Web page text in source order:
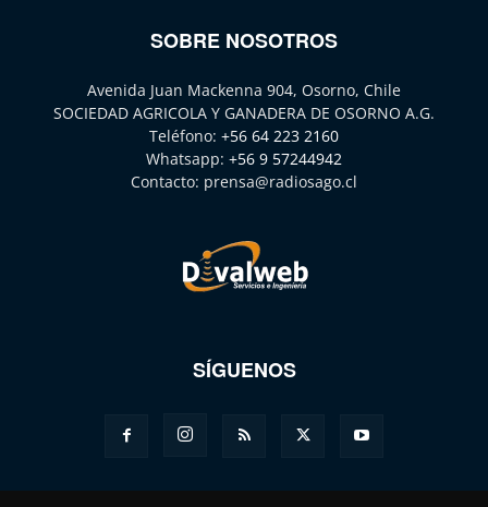
SOBRE NOSOTROS
Avenida Juan Mackenna 904, Osorno, Chile
SOCIEDAD AGRICOLA Y GANADERA DE OSORNO A.G.
Teléfono: +56 64 223 2160
Whatsapp: +56 9 57244942
Contacto: prensa@radiosago.cl
SÍGUENOS